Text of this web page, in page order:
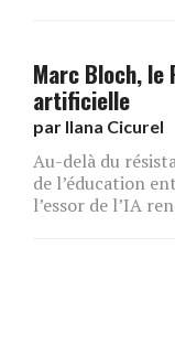
Marc Bloch, le
artificielle
par Ilana Cicurel
Au-delà du
de l’éducation
l’essor de l’IA